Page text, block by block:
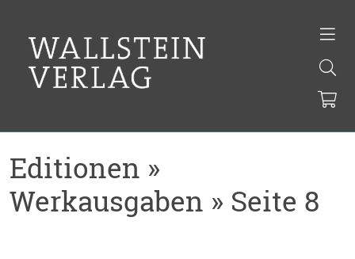
Editionen »
Werkausgaben » Seite 8